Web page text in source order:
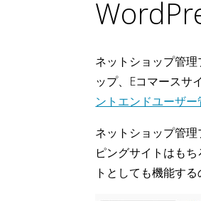
ネットショップ管
ップ、Eコマースサ
ントエンドユーザ
ネットショップ管
ピングサイトはも
トとしても機能す